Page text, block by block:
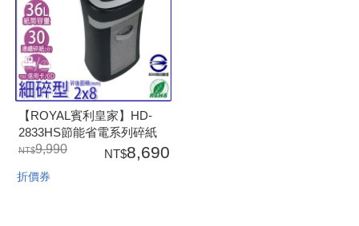
【ROYAL賓利皇家】HD-
2833HS節能省電系列碎紙
機 9,990 8,690
折價券